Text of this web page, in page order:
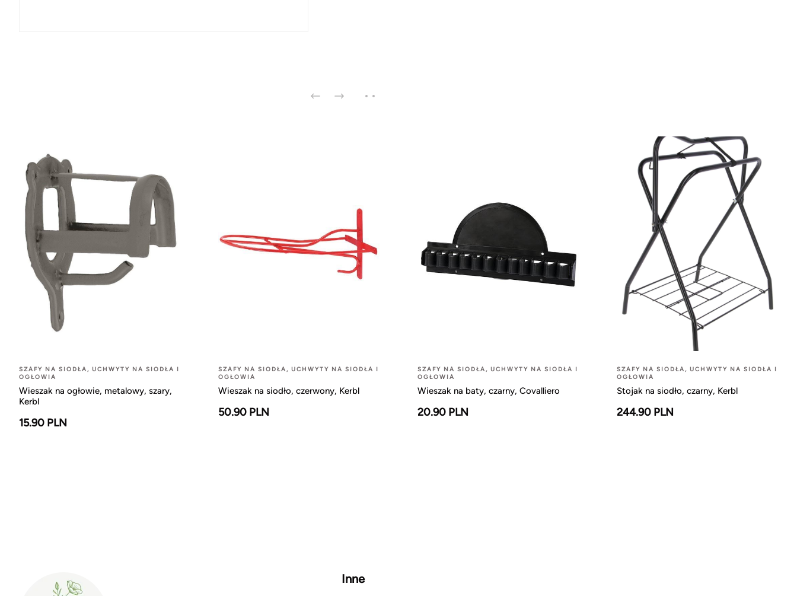
SZAFY NA SIODŁA, UCHWYTY NA SIODŁA I
OGŁOWIA
Wieszak na ogłowie, metalowy, szary,
Kerbl
15.90 PLN
SZAFY NA SIODŁA, UCHWYTY NA SIODŁA I
OGŁOWIA
Wieszak na siodło, czerwony, Kerbl
50.90 PLN
SZAFY NA SIODŁA, UCHWYTY NA SIODŁA I
OGŁOWIA
Wieszak na baty, czarny, Covalliero
20.90 PLN
SZAFY NA SIODŁA, UCHWYTY NA SIODŁA I
OGŁOWIA
Stojak na siodło, czarny, Kerbl
244.90 PLN
Inne